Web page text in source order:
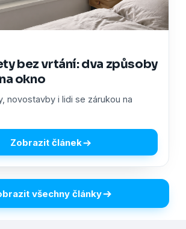
bez vrtání: dva způsoby
okno
novostavby i lidi se zárukou na
Zobrazit článek
všechny články